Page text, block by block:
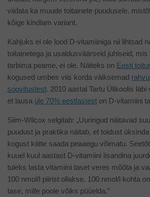
viidata ka muude toitainete puudusele,
kõige kindlam variant.
Kahjuks ei ole lood D-vitamiiniga nii lihtsad
toitainetega ja usaldusväärseid juhiseid, mis
tarbima peame, ei ole. Näiteks on Eesti
kogused umbes viis korda väiksemad
soovitustest. 2010 aastal Tartu Ülikoolis läbi
et lausa üle 70% eestlastest on D-vitamiini
Siim-Wilcox selgitab: „Uuringud näitavad
puudust ja praktika näitab, et toidust
kogust kätte saada peaaegu võimatu.
kuuel kuul aastast D-vitamiini lisandina
tuleks lasta vitamiini taset veres mõõta ja
100 nmol/l piirist ollakse. 100 nmol/l kohta
tase, mille poole võiks püüelda.”